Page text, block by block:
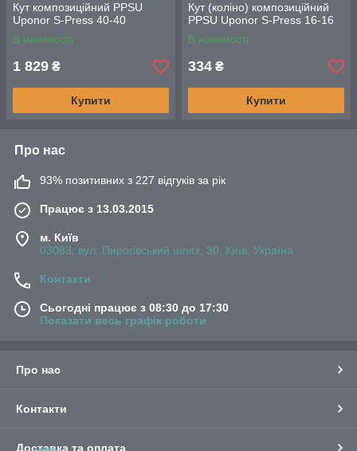
Кут композиційний PPSU
Uponor S-Press 40-40
В наявності
1 829 ₴
Купити
Кут (коліно) композиційний
PPSU Uponor S-Press 16-16
В наявності
334 ₴
Купити
Про нас
93% позитивних з 227 відгуків за рік
Працює з 13.03.2015
м. Київ
03083, вул. Пирогівський шлях, 30, Київ, Україна
Контакти
Сьогодні працює з 08:30 до 17:30
Показати весь графік роботи
Про нас
Контакти
Доставка та оплата